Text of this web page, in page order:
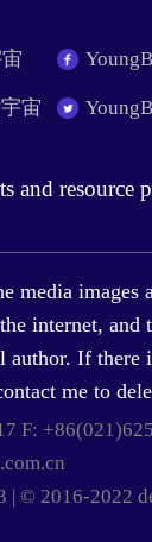
宙
and resource
media images
internet, and
author. If there
me to
F:
| © 2016-2022